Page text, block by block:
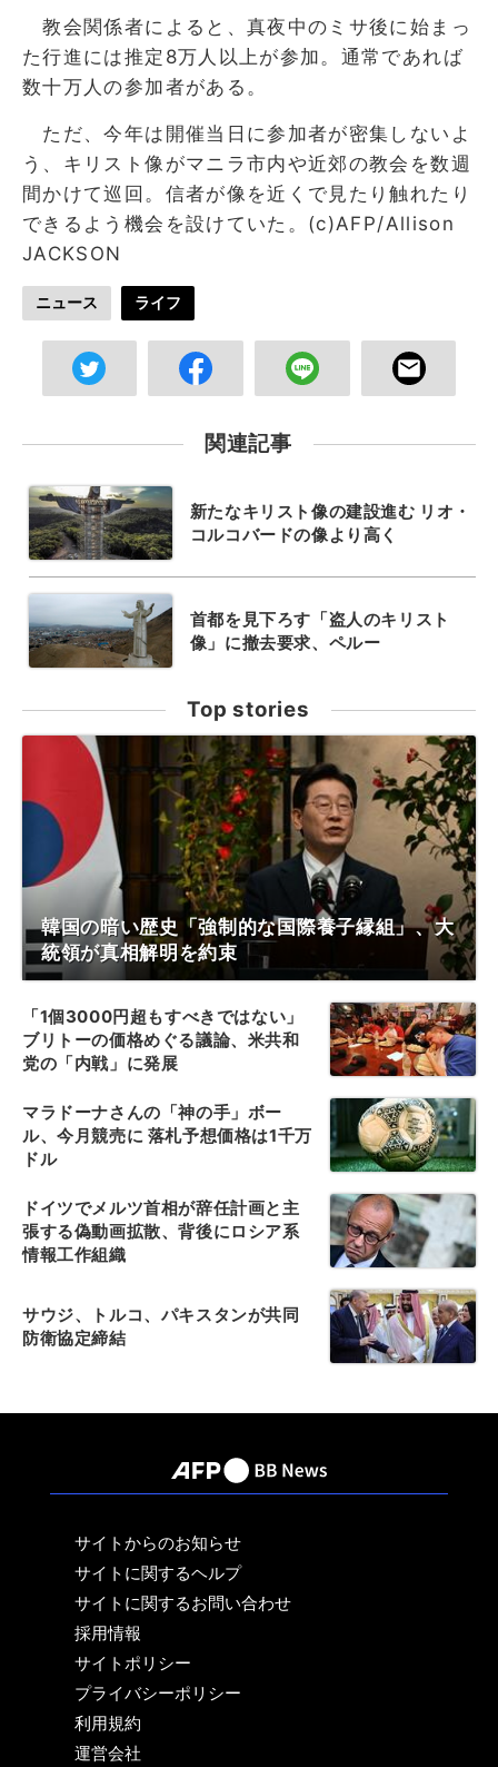
教会関係者によると、真夜中のミサ後に始まっ
た行進には推定8万人以上が参加。通常であれば
数十万人の参加者がある。
ただ、今年は開催当日に参加者が密集しないよ
う、キリスト像がマニラ市内や近郊の教会を数週
間かけて巡回。信者が像を近くで見たり触れたり
できるよう機会を設けていた。(c)AFP/Allison
JACKSON
ニュース ライフ
関連記事
新たなキリスト像の建設進む リオ・
コルコバードの像より高く
首都を見下ろす「盗人のキリスト
像」に撤去要求、ペルー
Top stories
韓国の暗い歴史「強制的な国際養子縁組」、大
統領が真相解明を約束
「1個3000円超もすべきではない」
ブリトーの価格めぐる議論、米共和
党の「内戦」に発展
マラドーナさんの「神の手」ボー
ル、今月競売に 落札予想価格は1千万
ドル
ドイツでメルツ首相が辞任計画と主
張する偽動画拡散、背後にロシア系
情報工作組織
サウジ、トルコ、パキスタンが共同
防衛協定締結
サイトからのお知らせ
サイトに関するヘルプ
サイトに関するお問い合わせ
採用情報
サイトポリシー
プライバシーポリシー
利用規約
運営会社